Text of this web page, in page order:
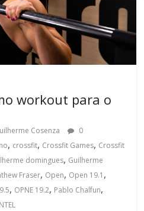
workout para o
Cosenza
0
, crossfit, Crossfit Games, Crossfit
domingues, Guilherme
Fraser, Open, Open 19.1 ,
, OPNE 19.2, Pablo Chalfun,